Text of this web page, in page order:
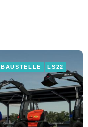
BAUSTELLE LS22